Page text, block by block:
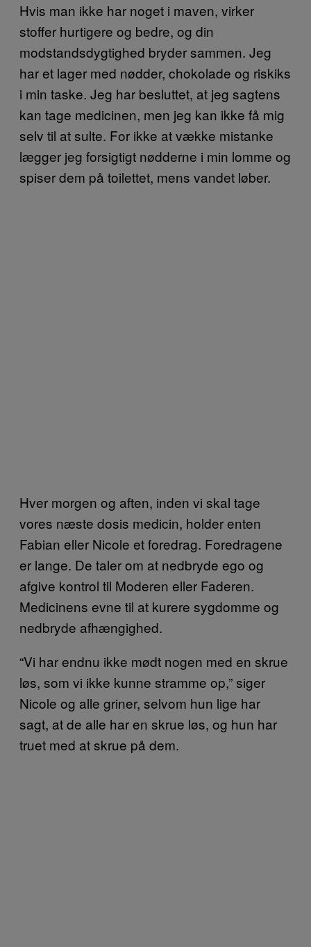
Hvis man ikke har noget i maven, virker
stoffer hurtigere og bedre, og din
modstandsdygtighed bryder sammen. Jeg
har et lager med nødder, chokolade og riskiks
i min taske. Jeg har besluttet, at jeg sagtens
kan tage medicinen, men jeg kan ikke få mig
selv til at sulte. For ikke at vække mistanke
lægger jeg forsigtigt nødderne i min lomme og
spiser dem på toilettet, mens vandet løber.
Hver morgen og aften, inden vi skal tage
vores næste dosis medicin, holder enten
Fabian eller Nicole et foredrag. Foredragene
er lange. De taler om at nedbryde ego og
afgive kontrol til Moderen eller Faderen.
Medicinens evne til at kurere sygdomme og
nedbryde afhængighed.
“Vi har endnu ikke mødt nogen med en skrue
løs, som vi ikke kunne stramme op,” siger
Nicole og alle griner, selvom hun lige har
sagt, at de alle har en skrue løs, og hun har
truet med at skrue på dem.